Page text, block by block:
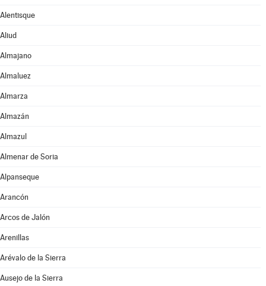
Alentisque
Aliud
Almajano
Almaluez
Almarza
Almazán
Almazul
Almenar de Soria
Alpanseque
Arancón
Arcos de Jalón
Arenillas
Arévalo de la Sierra
Ausejo de la Sierra